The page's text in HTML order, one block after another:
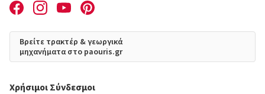
Βρείτε τρακτέρ & γεωργικά
μηχανήματα στο paouris.gr
Χρήσιμοι Σύνδεσμοι